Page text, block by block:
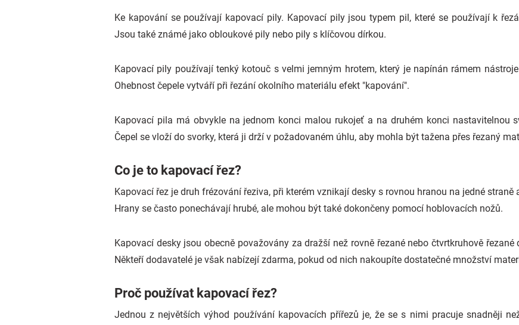
Ke kapování se používají kapovací pily. Kapovací pily jsou typem pil, které se používají k
Jsou také známé jako obloukové pily nebo pily s klíčovou dírkou.
Kapovací pily používají tenký kotouč s velmi jemným hrotem, který je napínán rámem
Ohebnost čepele vytváří při řezání okolního materiálu efekt "kapování".
Kapovací pila má obvykle na jednom konci malou rukojeť a na druhém konci nastavitelnou
Čepel se vloží do svorky, která ji drží v požadovaném úhlu, aby mohla být tažena přes řezaný
Co je to kapovací řez?
Kapovací řez je druh frézování řeziva, při kterém vznikají desky s rovnou hranou na jedné
Hrany se často ponechávají hrubé, ale mohou být také dokončeny pomocí hoblovacích nožů.
Kapovací desky jsou obecně považovány za dražší než rovně řezané nebo čtvrtkruhově
Někteří dodavatelé je však nabízejí zdarma, pokud od nich nakoupíte dostatečné množství
Proč používat kapovací řez?
Jednou z největších výhod používání kapovacích přířezů je, že se s nimi pracuje snadněji